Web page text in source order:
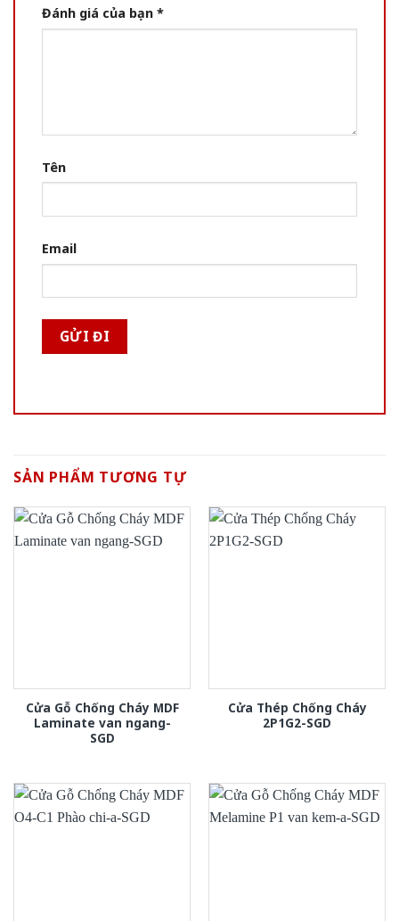
Đánh giá của bạn *
Tên
Email
SẢN PHẨM TƯƠNG TỰ
Cửa Gỗ Chống Cháy MDF
Laminate van ngang-
SGD
Cửa Thép Chống Cháy
2P1G2-SGD